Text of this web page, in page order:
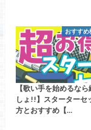
おすすめ
【歌い手を始めるな
しょ!!】スターターセ
方とおすすめ【…